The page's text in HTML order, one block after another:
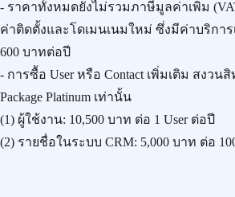
- ราคาทั้งหมดยังไม่รวมภาษีมูลค่าเพิ่ม
ค่าติดตั้งและโดเมนเนมใหม่ ซึ่งมีค่าบริการ
600 บาทต่อปี
- การซื้อ User หรือ Contact เพิ่มเติม สงวน
Package Platinum เท่านั้น
(1) ผู้ใช้งาน: 10,500 บาท ต่อ 1 User ต่อปี
(2) รายชื่อในระบบ CRM: 5,000 บาท ต่อ